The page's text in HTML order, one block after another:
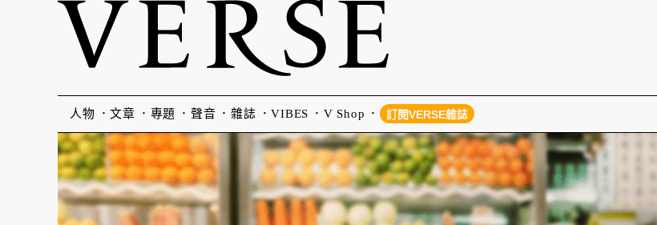
人物 文章 專題 聲音 雜誌 VIBES V Shop 訂閱VERSE雜誌